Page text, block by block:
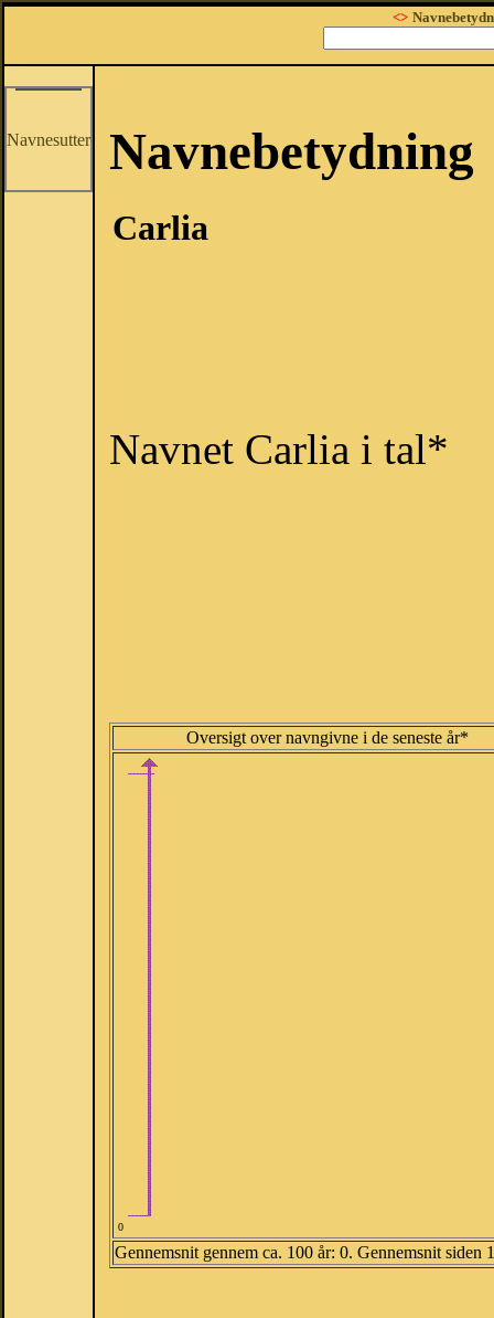
<>
Navnesutter Navnebetydning
Carlia
Navnet Carlia i tal*
Oversigt over navngivne i de seneste år*
0
Gennemsnit gennem ca. 100 år: 0. Gennemsnit siden